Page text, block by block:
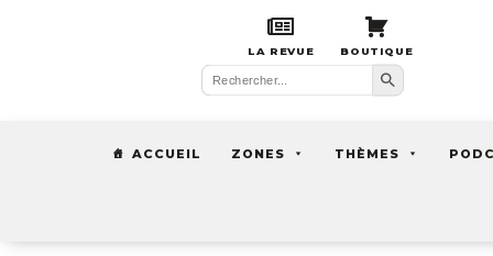
LA REVUE BOUTIQUE
Search
for:
Search Button
ACCUEIL ZONES THÈMES